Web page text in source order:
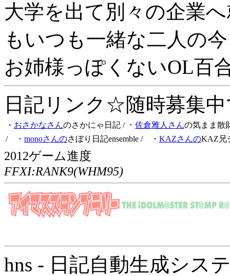
大学を出て別々の企業
もいつも一緒な二人の
お姉様っぽくないOL百
日記リンク☆随時募集
・ おさかなさんのさかにゃ日記 / ・ 佐倉雅人さんの気まま散
/ ・ monoさんのさぼり日記ensemble / ・ KAZさんのKAZ兄
2012ゲーム進度
FFXI:RANK9(WHM95)
hns - 日記自動生成シス